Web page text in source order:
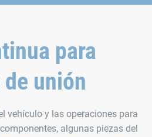
para
unión
vehículo y las operaciones para
algunas piezas del